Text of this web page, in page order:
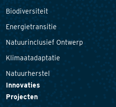
Biodiversiteit
Energietransitie
Natuurinclusief Ontwerp
Klimaatadaptatie
Natuurherstel
Innovaties
Projecten